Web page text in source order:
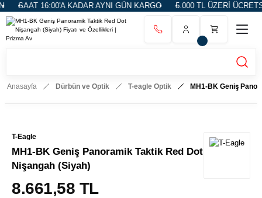
KADAR AYNI GÜN KARGO 5.000 TL ÜZERİ ÜCRETSİZ KARGO
Anasayfa Dürbün ve Optik T-eagle Optik MH1-BK Geniş
T-Eagle
MH1-BK Geniş Panoramik Taktik Red Dot
Nişangah (Siyah)
8.661,58 TL